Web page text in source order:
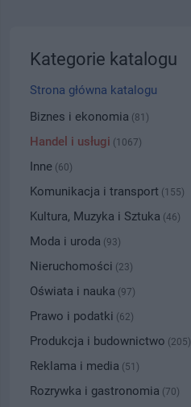
Kategorie katalogu
Strona główna katalogu
Biznes i ekonomia (81)
Handel i usługi (1067)
Inne (60)
Komunikacja i transport (155)
Kultura, Muzyka i Sztuka (46)
Moda i uroda (93)
Nieruchomości (23)
Oświata i nauka (97)
Prawo i podatki (62)
Produkcja i budownictwo (205)
Reklama i media (51)
Rozrywka i gastronomia (70)